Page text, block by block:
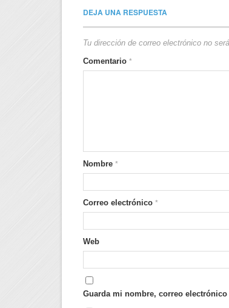
DEJA UNA RESPUESTA
Tu dirección de correo electrónico no
Comentario *
Nombre *
Correo electrónico *
Web
Guarda mi nombre, correo